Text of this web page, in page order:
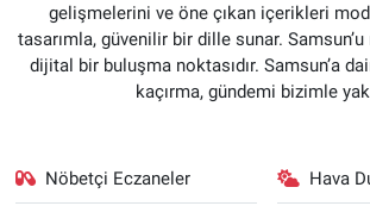
gelişmelerini ve öne çıkan içerikleri
tasarımla, güvenilir bir dille sunar.
dijital bir buluşma noktasıdır. Samsun’a
kaçırma, gündemi bizimle
Nöbetçi Eczaneler Hava